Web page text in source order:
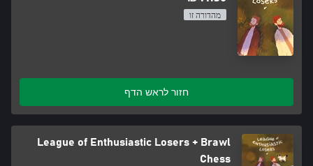
מהדורה זו
חזור לראש הדף
League of Enthusiastic Losers + Brawl
Chess